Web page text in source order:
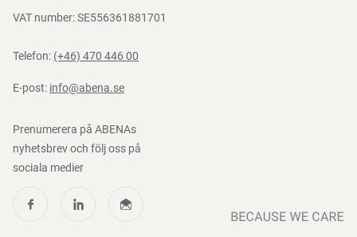
VAT number: SE556361881701
Telefon: (+46) 470 446 00
E-post: info@abena.se
Prenumerera på ABENAs
nyhetsbrev och följ oss på
sociala medier